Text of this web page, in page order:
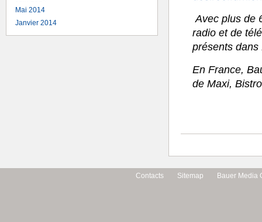
Avec plus de
radio et de
présents dans
En France,
de Maxi,
Mai 2014
Janvier 2014
Contacts Sitemap Bauer Media